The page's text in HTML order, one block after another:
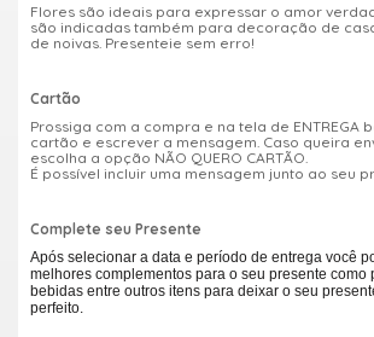
Flores são ideais para expressar o amor
são indicadas também para decoração de
de noivas. Presenteie sem erro!
Cartão
Prossiga com a compra e na tela de ENTREGA
cartão e escrever a mensagem. Caso queira
escolha a opção NÃO QUERO CARTÃO.
É possível incluir uma mensagem junto ao seu
Complete seu Presente
Após selecionar a data e período de entrega você
melhores complementos para o seu presente como
bebidas entre outros itens para deixar o seu
perfeito.